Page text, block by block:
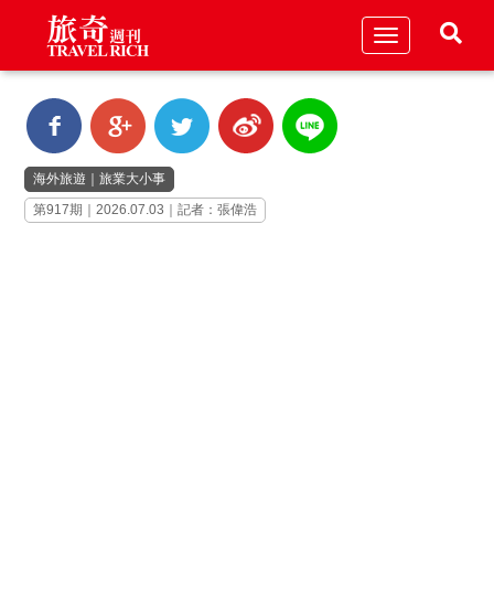
Toggle
海外旅遊 ｜旅業大小事
第917期｜2026.07.03｜記者：張偉浩